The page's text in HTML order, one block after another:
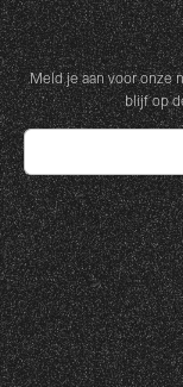
Meld je aan voor onze
blijf op